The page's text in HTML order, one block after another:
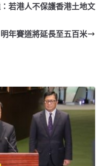
若港人不保護香港土地文
年賽道將延長至五百米